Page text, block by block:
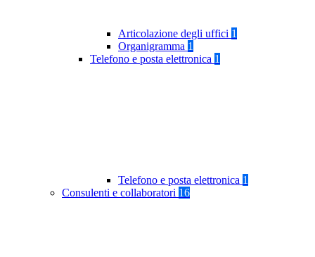
Articolazione degli uffici 1
Organigramma 1
Telefono e posta elettronica 1
Telefono e posta elettronica 1
Consulenti e collaboratori 16